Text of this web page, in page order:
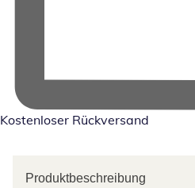
Kostenloser Rückversand
Produktbeschreibung